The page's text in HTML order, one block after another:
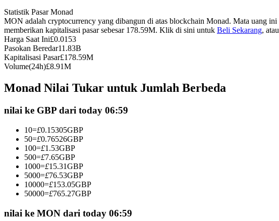
Kontrak berjangka menggunakan USDC sebagai jaminannya
Copy Trading
Bergabunglah dengan pedagang top
Statistik Pasar Monad
MON adalah cryptocurrency yang dibangun di atas blockchain Monad. Mata uang
memberikan kapitalisasi pasar sebesar 178.59M. Klik di sini untuk Beli Sekarang,
Harga Saat Ini£0.0153
Pasokan Beredar11.83B
Kapitalisasi Pasar£178.59M
Volume(24h)£8.91M
Monad Nilai Tukar untuk Jumlah Berbeda
nilai ke GBP dari today 06:59
10=£0.15305GBP
50=£0.76526GBP
100=£1.53GBP
500=£7.65GBP
1000=£15.31GBP
5000=£76.53GBP
10000=£153.05GBP
50000=£765.27GBP
nilai ke MON dari today 06:59